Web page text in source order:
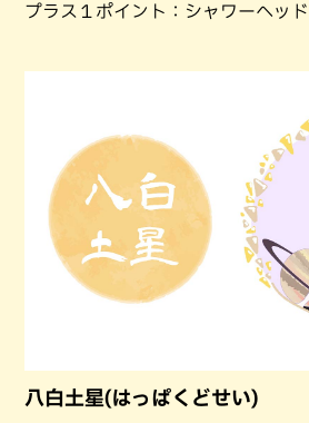
プラス１ポイント：シャワーヘッ
八白土星(はっぱくどせい)